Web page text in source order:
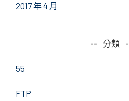
2017 年 4 月
分類
55
FTP